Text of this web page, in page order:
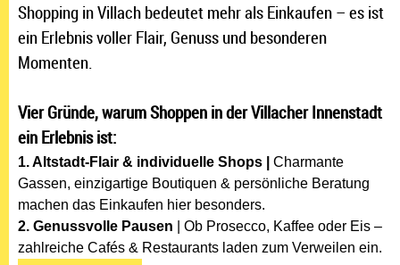
Shopping in Villach bedeutet mehr als Einkaufen – es ist
ein Erlebnis voller Flair, Genuss und besonderen
Momenten.
Vier Gründe, warum Shoppen in der Villacher Innenstadt
ein Erlebnis ist:
1. Altstadt-Flair & individuelle Shops |
Charmante
Gassen, einzigartige Boutiquen & persönliche Beratung
machen das Einkaufen hier besonders.
2. Genussvolle Pausen | Ob Prosecco, Kaffee oder Eis –
zahlreiche Cafés & Restaurants laden zum Verweilen ein.